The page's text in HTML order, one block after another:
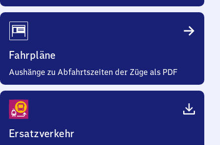
Fahrpläne
Aushänge zu Abfahrtszeiten der Züge als PDF
Ersatzverkehr